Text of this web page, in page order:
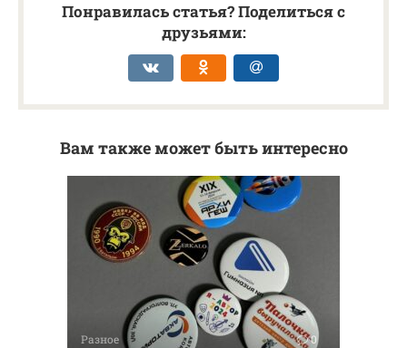
Понравилась статья? Поделиться с
друзьями:
Вам также может быть интересно
Разное 0